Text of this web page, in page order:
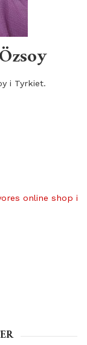
i Tyrkiet.
online shop i